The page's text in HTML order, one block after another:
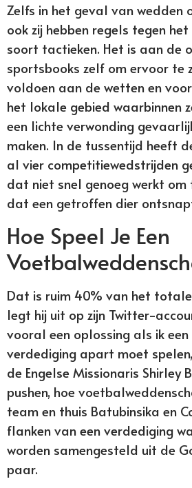
Zelfs in het geval van wedden
ook zij hebben regels tegen
soort tactieken. Het is aan de
sportsbooks zelf om ervoor te
voldoen aan de wetten en
het lokale gebied waarbinnen
een lichte verwonding
maken. In de tussentijd heeft
al vier competitiewedstrijden
dat niet snel genoeg werkt om
dat een getroffen dier
Hoe Speel Je Een
Dat is ruim 40% van het
legt hij uit op zijn Twitter-
vooral een oplossing als ik
verdediging apart moet
de Engelse Missionaris Shirley
pushen, hoe
team en thuis Batubinsika en
flanken van een verdediging
worden samengesteld uit de
paar.